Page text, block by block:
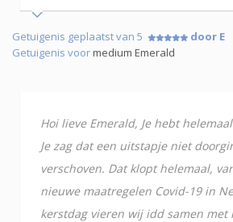
Getuigenis geplaatst van 5
door E
Getuigenis voormedium Emerald
Hoi lieve Emerald, Je hebt
Je zag dat een uitstapje niet
verschoven. Dat klopt helemaal,
nieuwe maatregelen Covid-19 in
kerstdag vieren wij idd samen met